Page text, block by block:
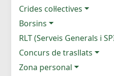
Crides col·lectives
Borsins
RLT (Serveis Generals i
Concurs de trasllats
Zona personal